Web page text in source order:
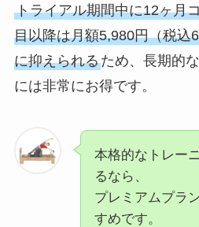
トライアル期間中に12ヶ月
目以降は月額5,980円（税込
に抑えられるため、長期的
には非常にお得です。
本格的なトレー
るなら、
プレミアムプラ
すめです。